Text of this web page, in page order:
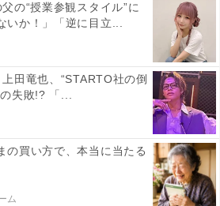
の“授業参観スタイル”に
いか！」「逆に目立...
上田竜也、“STARTO社の倒
失敗!? 「...
の買い方で、本当に当たる
ム